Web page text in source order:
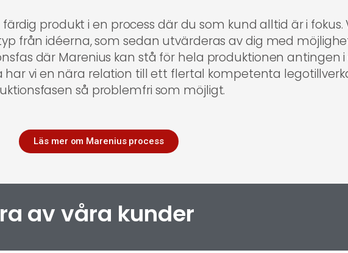
produkt i en process där du som kund alltid är i fokus.
från idéerna, som sedan utvärderas av dig med
där Marenius kan stå för hela produktionen antingen
har vi en nära relation till ett flertal kompetenta
så problemfri som möjligt.
Läs mer om Marenius process
av våra kunder